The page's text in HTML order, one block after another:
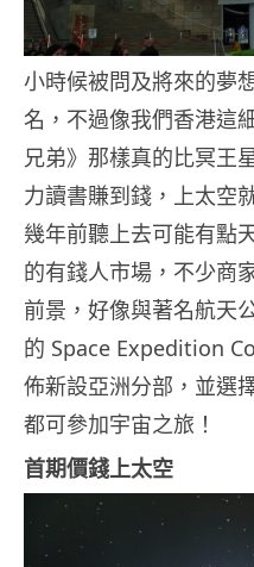
小時候被問及將來的夢
名，不過像我們香港這
兄弟》那樣真的比冥王
力讀書賺到錢，上太空
幾年前聽上去可能有點
的有錢人市場，不少商
前景，好像與著名航天
的 Space Expedition
佈新設亞洲分部，並選
都可參加宇宙之旅！
首期價錢上太空